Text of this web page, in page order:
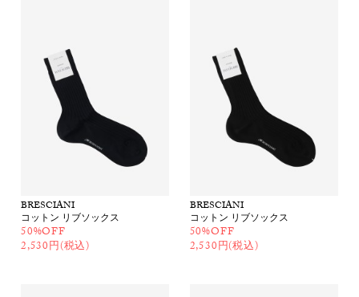
BRESCIANI
コットン リブソックス
50%OFF
2,530円(税込)
BRESCIANI
コットン リブソックス
50%OFF
2,530円(税込)